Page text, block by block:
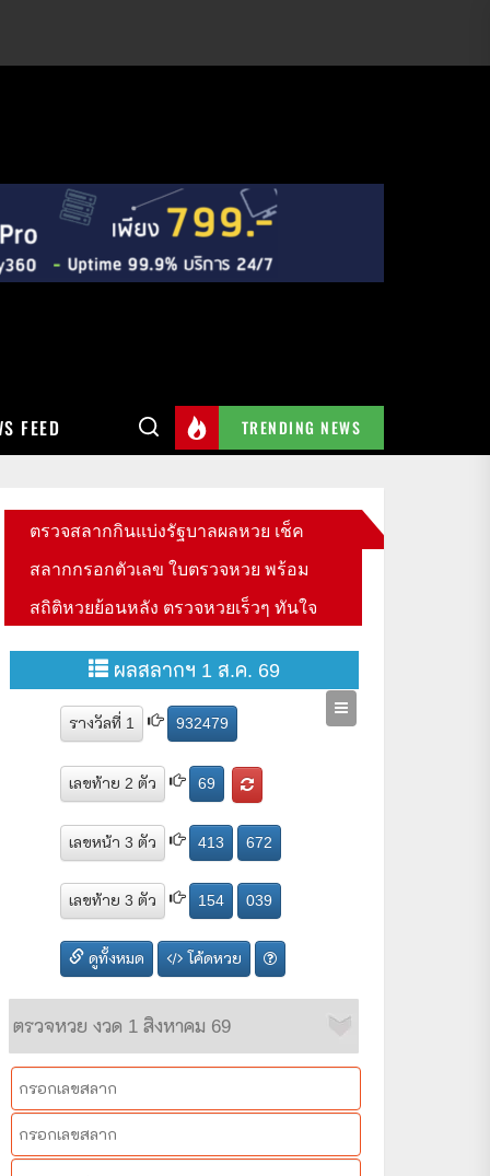
FEED TRENDING NEWS
ตรวจสลากกินแบ่งรัฐบาลผลหวย เช็ค
สลากกรอกตัวเลข ใบตรวจหวย พร้อม
สถิติหวยย้อนหลัง ตรวจหวยเร็วๆ ทันใจ